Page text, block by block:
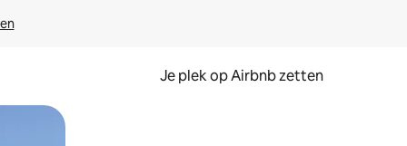
Je plek op Airbnb zetten